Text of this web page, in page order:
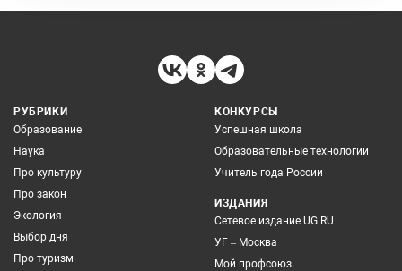
РУБРИКИ
Образование
Наука
Про культуру
Про закон
Экология
Выбор дня
Про туризм
КОНКУРСЫ
Успешная школа
Образовательные технологии
Учитель года России
ИЗДАНИЯ
Сетевое издание UG.RU
УГ – Москва
Мой профсоюз